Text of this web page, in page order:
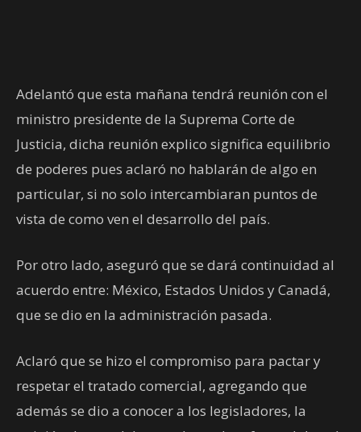
Adelantó que esta mañana tendrá reunión con el
ministro presidente de la Suprema Corte de
Justicia, dicha reunión explico significa equilibrio
de poderes pues aclaró no hablarán de algo en
particular, si no solo intercambiaran puntos de
vista de como ven el desarrollo del país.
Por otro lado, aseguró que se dará continuidad al
acuerdo entre: México, Estados Unidos y Canadá,
que se dio en la administración pasada.
Aclaró que se hizo el compromiso para pactar y
respetar el tratado comercial, agregando que
además se dio a conocer a los legisladores, la